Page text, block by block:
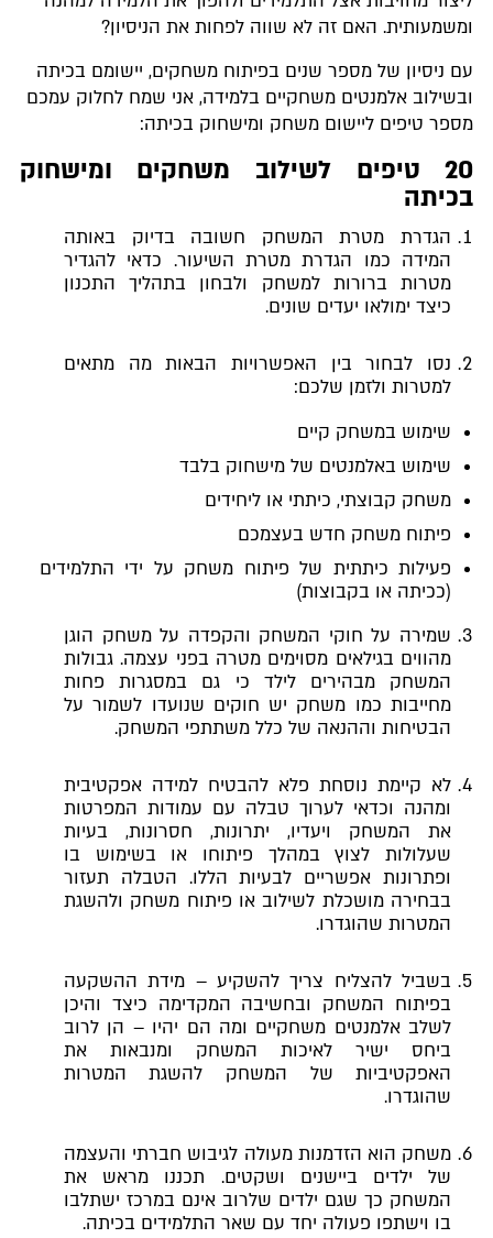
ומשמעותית. האם זה לא שווה לפחות את הניסיון?
עם ניסיון של מספר שנים בפיתוח משחקים, יישומם בכיתה
ובשילוב אלמנטים משחקיים בלמידה, אני שמח לחלוק עמכם
מספר טיפים ליישום משחק ומישחוק בכיתה:
20 טיפים לשילוב משחקים ומישחוק
בכיתה
הגדרת מטרת המשחק חשובה בדיוק באותה
המידה כמו הגדרת מטרת השיעור. כדאי להגדיר
מטרות ברורות למשחק ולבחון בתהליך התכנון
כיצד ימולאו יעדים שונים.
נסו לבחור בין האפשרויות הבאות מה מתאים
למטרות ולזמן שלכם:
שימוש במשחק קיים
שימוש באלמנטים של מישחוק בלבד
משחק קבוצתי, כיתתי או ליחידים
פיתוח משחק חדש בעצמכם
פעילות כיתתית של פיתוח משחק על ידי התלמידים
(ככיתה או בקבוצות)
שמירה על חוקי המשחק והקפדה על משחק הוגן
מהווים בגילאים מסוימים מטרה בפני עצמה. גבולות
המשחק מבהירים לילד כי גם במסגרות פחות
מחייבות כמו משחק יש חוקים שנועדו לשמור על
הבטיחות וההנאה של כלל משתתפי המשחק.
לא קיימת נוסחת פלא להבטיח למידה אפקטיבית
ומהנה וכדאי לערוך טבלה עם עמודות המפרטות
את המשחק ויעדיו, יתרונות, חסרונות, בעיות
שעלולות לצוץ במהלך פיתוחו או בשימוש בו
ופתרונות אפשריים לבעיות הללו. הטבלה תעזור
בבחירה מושכלת לשילוב או פיתוח משחק ולהשגת
המטרות שהוגדרו.
בשביל להצליח צריך להשקיע – מידת ההשקעה
בפיתוח המשחק ובחשיבה המקדימה כיצד והיכן
לשלב אלמנטים משחקיים ומה הם יהיו – הן לרוב
ביחס ישיר לאיכות המשחק ומנבאות את
האפקטיביות של המשחק להשגת המטרות
שהוגדרו.
משחק הוא הזדמנות מעולה לגיבוש חברתי והעצמה
של ילדים ביישנים ושקטים. תכננו מראש את
המשחק כך שגם ילדים שלרוב אינם במרכז ישתלבו
בו וישתפו פעולה יחד עם שאר התלמידים בכיתה.